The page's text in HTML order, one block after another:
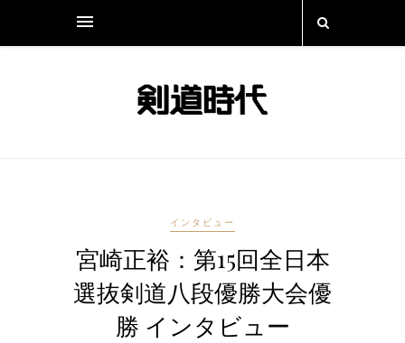
インタビュー
宮崎正裕：第15回全日本
選抜剣道八段優勝大会優
勝 インタビュー